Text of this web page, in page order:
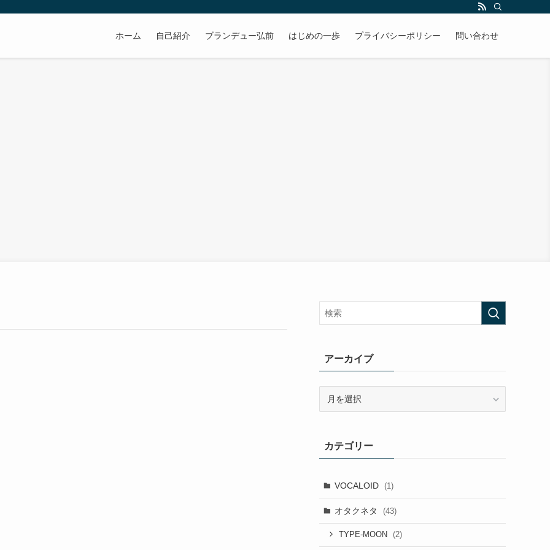
ホーム 自己紹介 ブランデュー弘前 はじめの一歩 プライバシーポリシー 問い合わせ
アーカイブ
カテゴリー
VOCALOID (1)
オタクネタ (43)
TYPE-MOON (2)